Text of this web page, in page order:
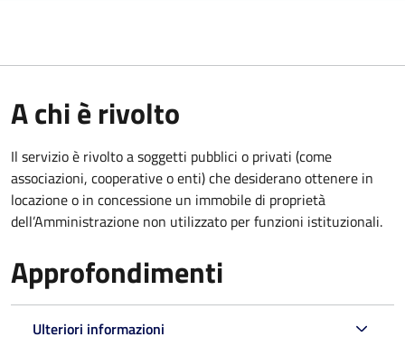
A chi è rivolto
Il servizio è rivolto a soggetti pubblici o privati (come
associazioni, cooperative o enti) che desiderano ottenere in
locazione o in concessione un immobile di proprietà
dell’Amministrazione non utilizzato per funzioni istituzionali.
Approfondimenti
Ulteriori informazioni